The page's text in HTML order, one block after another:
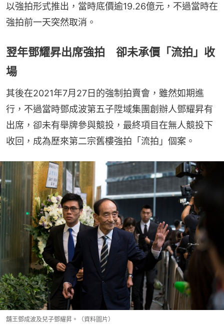
以強拍形式推出，當時底價逾19.26億元，不過當時在
強拍前一天突然取消。
翌年鄧耀昇出席強拍 卻未承價「流拍」收
場
其後在2021年7月27日的強制拍賣會，雖然如期進
行，不過當時鄧成波第五子陞域集團創辦人鄧耀昇有
出席，卻未有舉牌參與競投，最終項目在無人競投下
收回，成為歷來第二宗舊樓強拍「流拍」個案。
舖王鄧成波及兒子鄧耀昇。（資料圖片）